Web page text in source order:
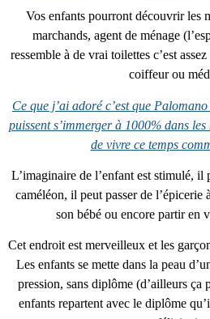
Vos enfants pourront découvrir les
marchands, agent de ménage
ressemble à de vrai toilettes c’est
coiffeur ou
Ce que j’ai adoré c’est que
puissent s’immerger à 1000% dans
de vivre ce temps
L’imaginaire de l’enfant est stimulé,
caméléon, il peut passer de l’épicerie
son bébé ou encore partir
Cet endroit est merveilleux et les
Les enfants se mette dans la peau
pression, sans diplôme (d’ailleurs ça
enfants repartent avec le diplôme